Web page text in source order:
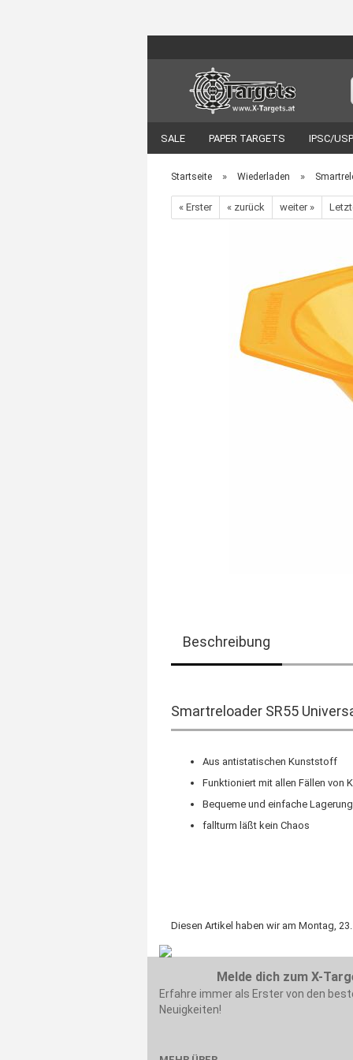
SALE PAPER TARGETS IPSC/
EOTECH VORTEX OPTIK
Startseite » Wiederladen »
« Erster « zurück weiter »
Beschreibung
Smartreloader SR55
Aus antistatischen Kunststoff
Funktioniert mit allen Fällen von
Bequeme und einfache Lagerung
fallturm läßt kein Chaos
Diesen Artikel haben wir am Montag,
Melde dich zum X-
Erfahre immer als Erster von den
Neuigkeiten!